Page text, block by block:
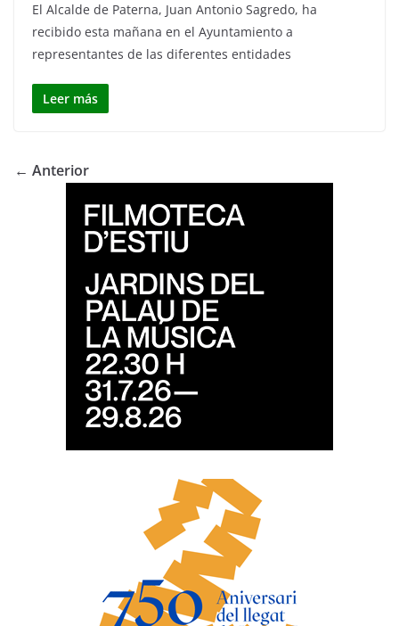
El Alcalde de Paterna, Juan Antonio Sagredo, ha
recibido esta mañana en el Ayuntamiento a
representantes de las diferentes entidades
Leer más
← Anterior